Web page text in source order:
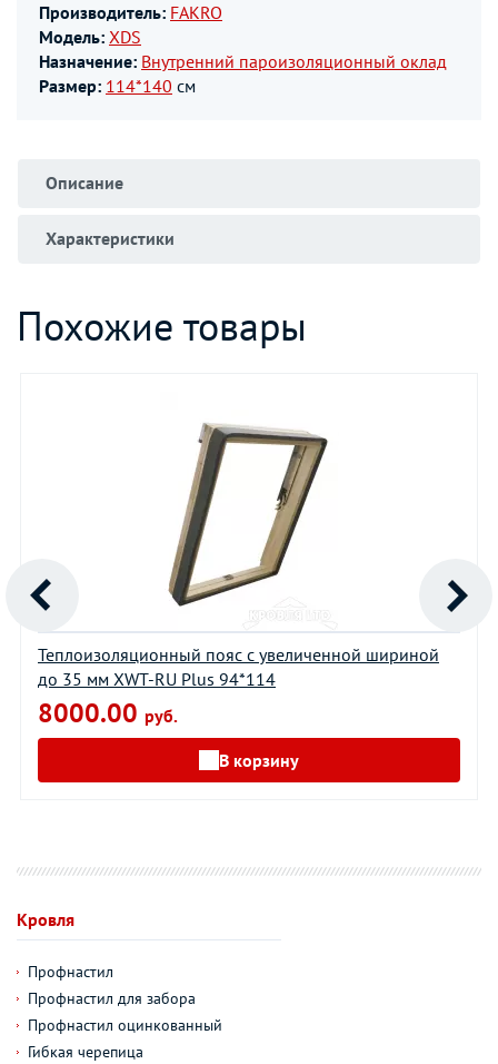
Производитель: FAKRO
Модель: XDS
Назначение: Внутренний пароизоляционный оклад
Размер: 114*140 см
Описание
Характеристики
Похожие товары
Теплоизоляционный пояс с увеличенной шириной
до 35 мм XWT-RU Plus 94*114
8000.00 руб.
В корзину
Кровля
Профнастил
Профнастил для забора
Профнастил оцинкованный
Гибкая черепица